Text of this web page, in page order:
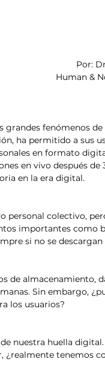
Por:
Human &
fenómenos de
ha permitido a sus
en formato
en vivo después de
en la era digital.
personal colectivo,
importantes como
si no se
de almacenamiento,
Sin embargo,
los usuarios?
nuestra huella
¿realmente tenemos